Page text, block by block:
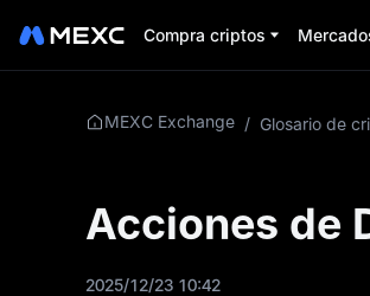
Compra criptos
MEXC Exchange / Glosario de
Acciones de
2025/12/23 10:42